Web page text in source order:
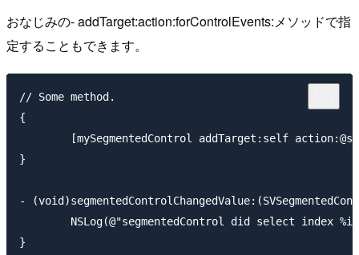
おなじみの- addTarget:action:forControlEvents:メソッドで指
定することもできます。
// Some method.
{
}
-